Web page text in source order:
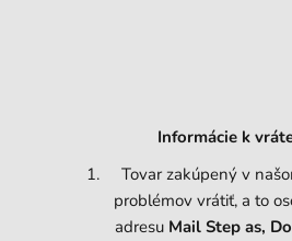
Informácie k
Tovar zakúpený v
problémov vrátiť, a to
adresu Mail Step as,